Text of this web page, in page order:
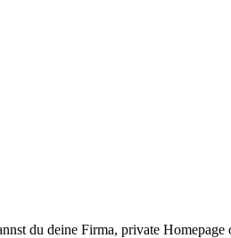
du deine Firma, private